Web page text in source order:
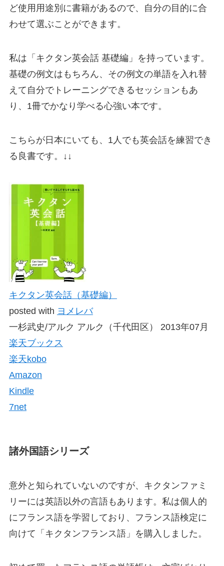
ど使用用途別に書籍があるので、
自分の目的に合
わせて選ぶことができます。
私は「キクタン英会話 基礎編」を持っています。
基礎の例文はもちろん、その例文の単語を入れ替
えて自分でトレーニングできるセッションもあ
り、1冊でかなり学べる心強い本です。
こちらが日本にいても、1人でも英会話を練習でき
る良書です。↓↓
キクタン英会話（基礎編）
posted with ヨメレバ
一杉武史/アルク アルク（千代田区） 2013年07月
楽天ブックス
楽天kobo
Amazon
Kindle
7net
諸外国語シリーズ
意外と知られていないのですが、キクタンファミ
リーには英語以外の言語もあります。私は個人的
にフランス語を学習しており、フランス語検定に
向けて「 キクタンフランス語」を購入しました。